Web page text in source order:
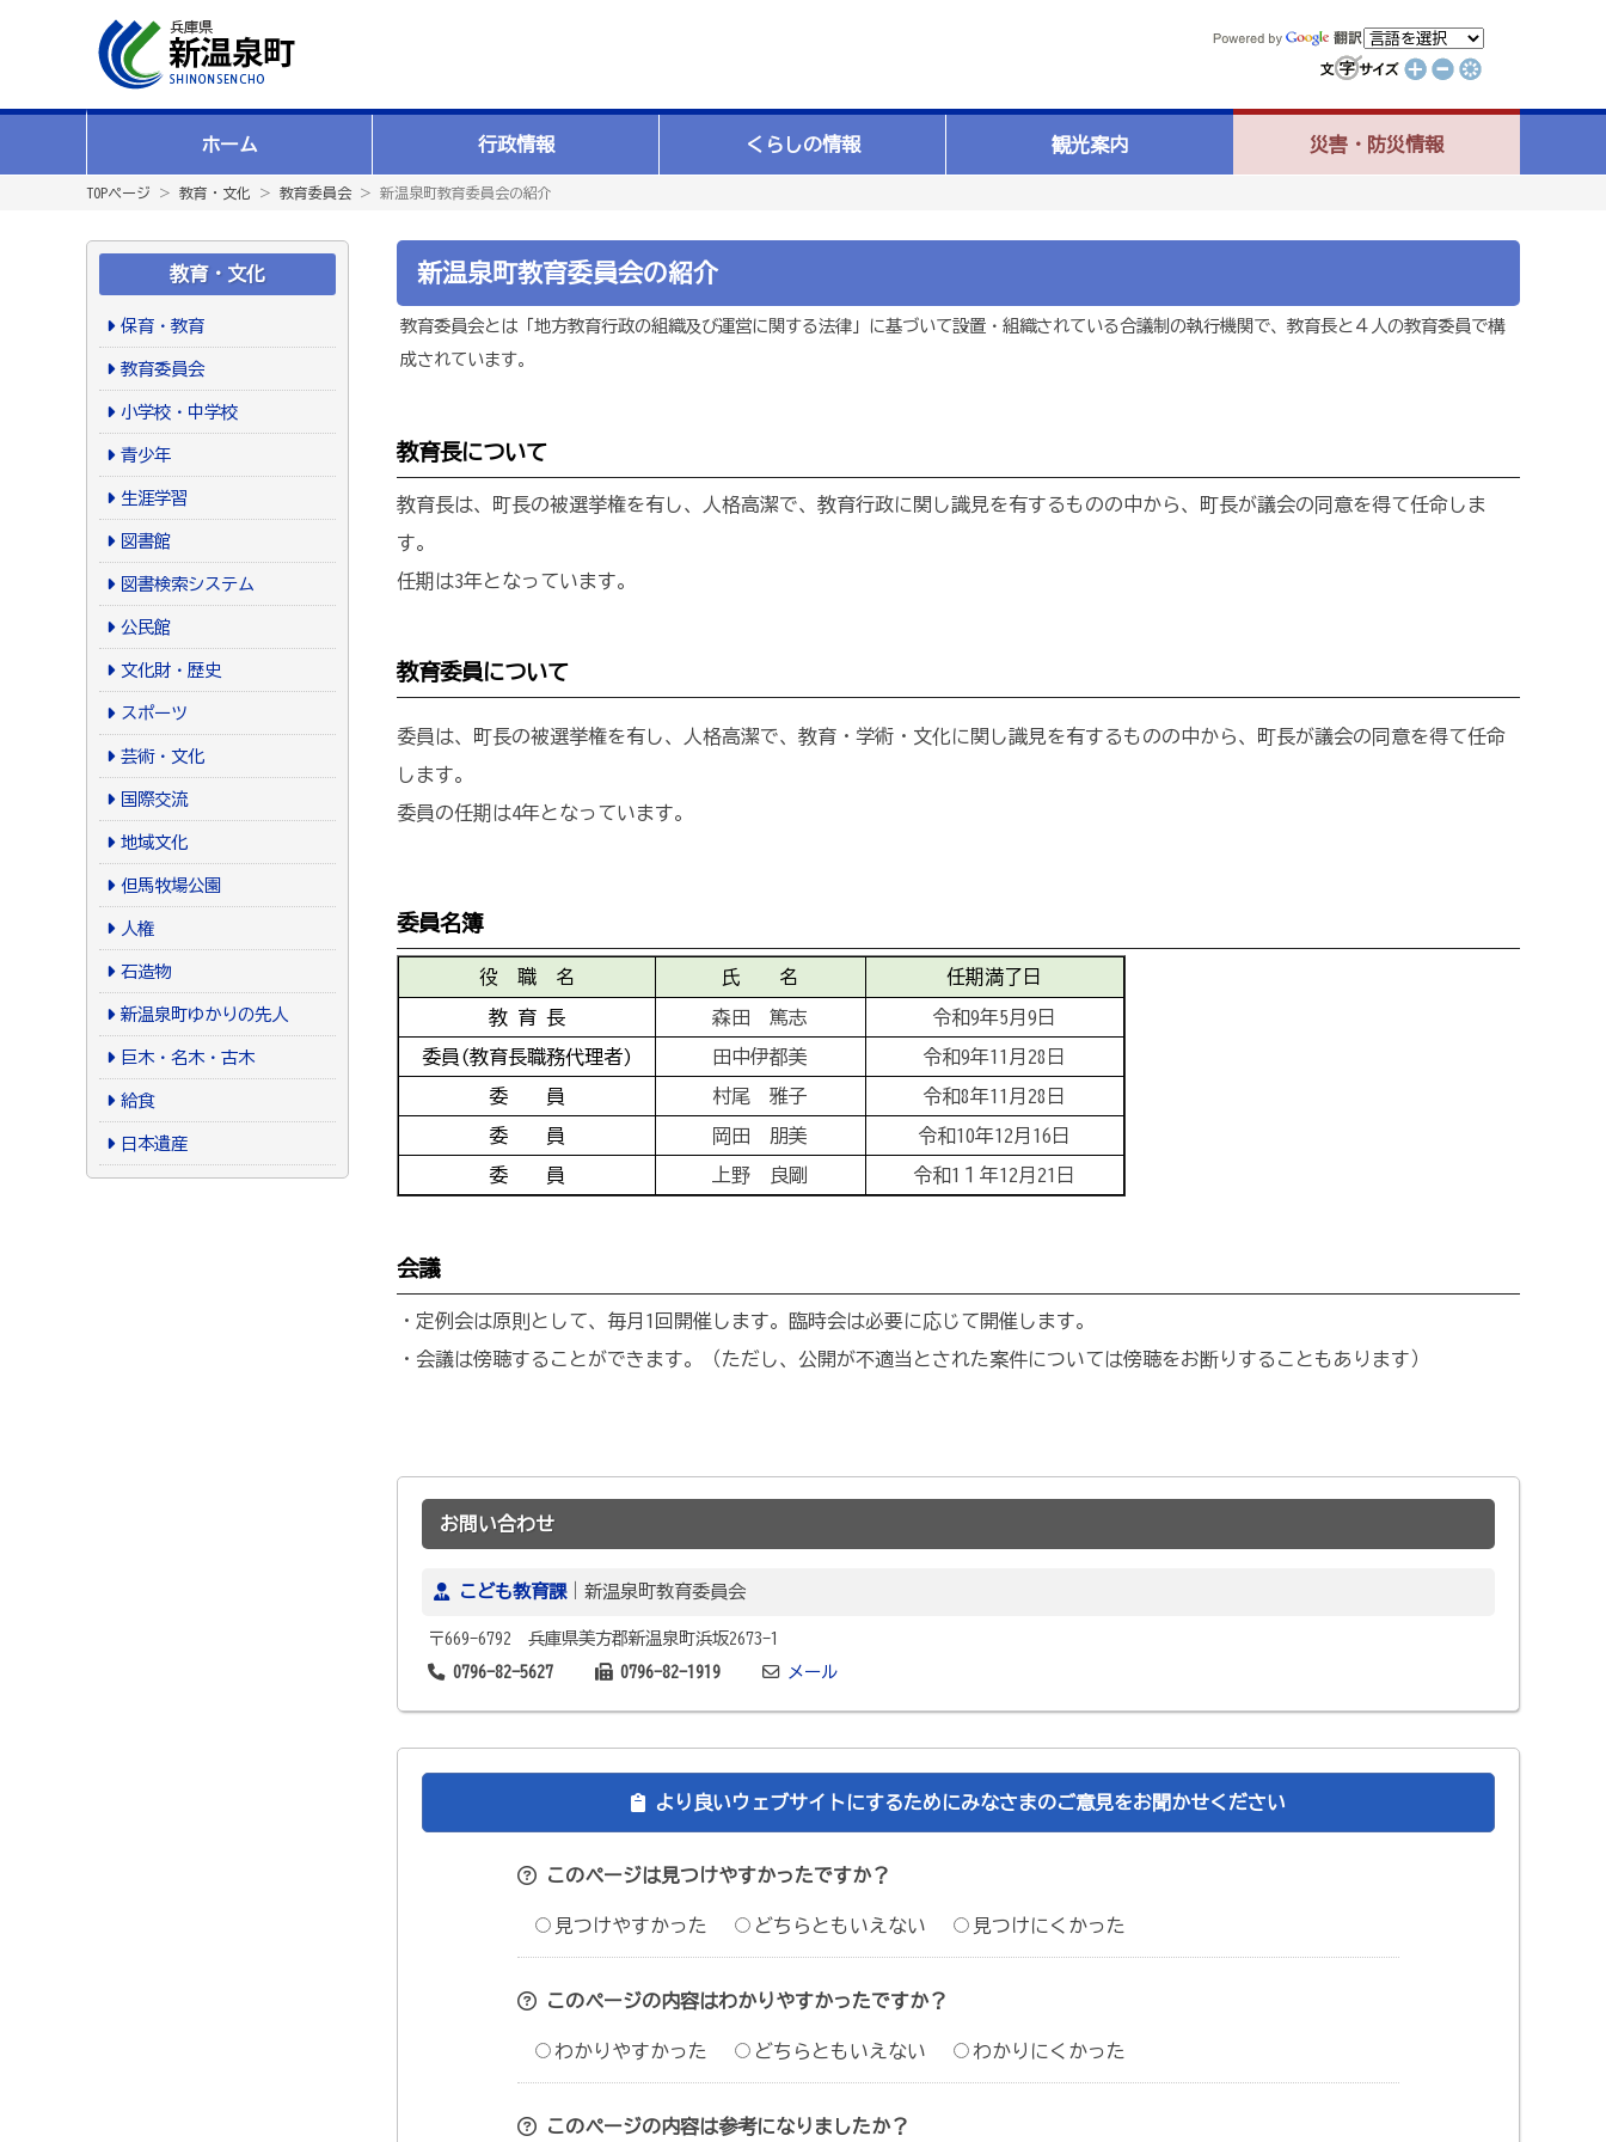
ホーム 行政情報 くらしの情報 観光案内 災害・防災情報
TOPページ ＞ 教育・文化 ＞ 教育委員会 ＞ 新温泉町教育委員会の紹介
教育・文化
保育・教育
教育委員会
小学校・中学校
青少年
生涯学習
図書館
図書検索システム
公民館
文化財・歴史
スポーツ
芸術・文化
国際交流
地域文化
但馬牧場公園
人権
石造物
新温泉町ゆかりの先人
巨木・名木・古木
給食
日本遺産
新温泉町教育委員会の紹介
教育委員会とは「地方教育行政の組織及び運営に関する法律」に基づいて設置・組織されている合議制の執行機関で、教育長と４人の教育委員で構
成されています。
教育長について
教育長は、町長の被選挙権を有し、人格高潔で、教育行政に関し識見を有するものの中から、町長が議会の同意を得て任命しま
す。
任期は3年となっています。
教育委員について
委員は、町長の被選挙権を有し、人格高潔で、教育・学術・文化に関し識見を有するものの中から、町長が議会の同意を得て任命
します。
委員の任期は4年となっています。
委員名簿
役 職 名 氏 名 任期満了日
教 育 長 森田 篤志 令和9年5月9日
委員 (教育長職務代理者) 田中伊都美 令和9年11月28日
委 員 村尾 雅子 令和8年11月28日
委 員 岡田 朋美 令和10年12月16日
委 員 上野 良剛 令和1１年12月21日
会議
・定例会は原則として、毎月1回開催します。臨時会は必要に応じて開催します。
・会議は傍聴することができます。（ただし、公開が不適当とされた案件については傍聴をお断りすることもあります）
お問い合わせ
こども教育課｜新温泉町教育委員会
〒669-6792 兵庫県美方郡新温泉町浜坂2673-1
0796-82-5627
0796-82-1919 メール
より良いウェブサイトにするためにみなさまのご意見をお聞かせください
このページは見つけやすかったですか？
見つけやすかった どちらともいえない 見つけにくかった
このページの内容はわかりやすかったですか？
わかりやすかった どちらともいえない わかりにくかった
このページの内容は参考になりましたか？